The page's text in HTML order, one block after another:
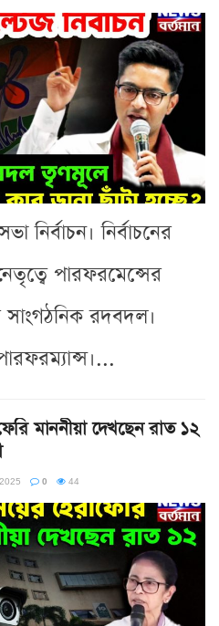
নির্বাচন। নির্বাচনের
পারফরমেন্সের
সাংগঠনিক রদবদল।
মাননীয়া দেখছেন রাত ১২
0 44